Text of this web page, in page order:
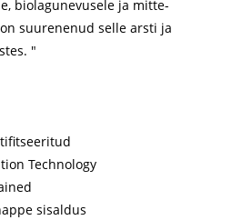
biolagunevusele ja mitte-
suurenenud selle arsti ja
"
Technology
sisaldus